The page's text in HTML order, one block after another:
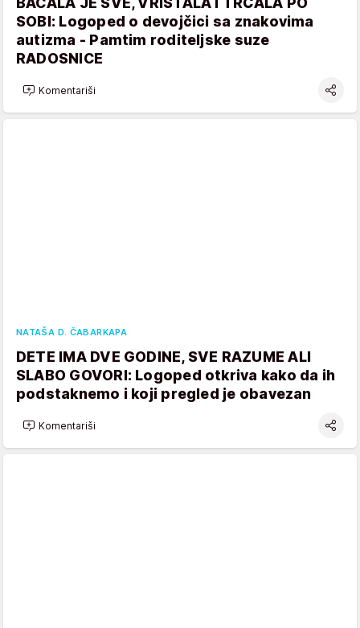
SOBI: Logoped o devojčici sa znakovima
autizma - Pamtim roditeljske suze
RADOSNICE
Komentariši
NATAŠA D. ČABARKAPA
DETE IMA DVE GODINE, SVE RAZUME ALI
SLABO GOVORI: Logoped otkriva kako da ih
podstaknemo i koji pregled je obavezan
Komentariši